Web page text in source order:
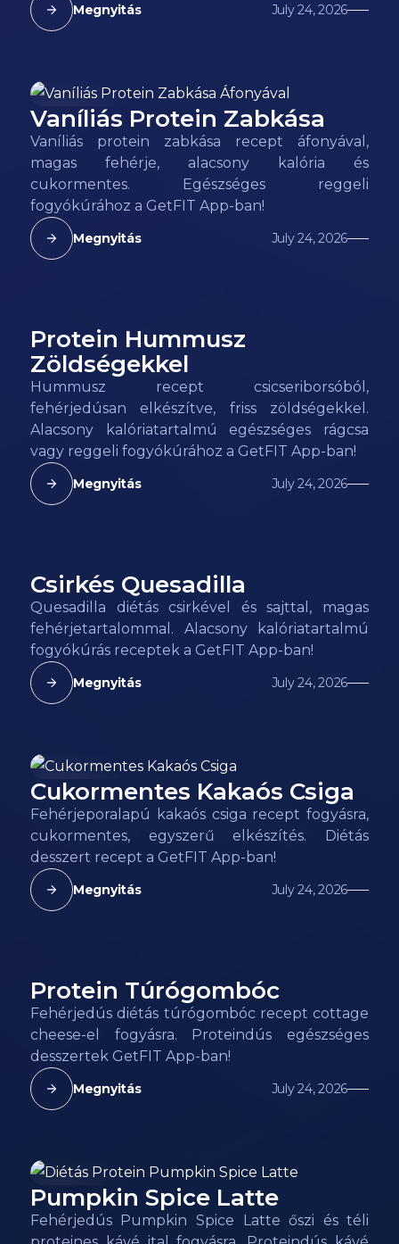
Megnyitás July 24, 2026
118kcal
Vaníliás Protein Zabkása
Vaníliás protein zabkása recept áfonyával,
magas fehérje, alacsony kalória és
cukormentes. Egészséges reggeli
fogyókúrához a GetFIT App-ban!
Megnyitás July 24, 2026
82kcal
Protein Hummusz
Zöldségekkel
Hummusz recept csicseriborsóból,
fehérjedúsan elkészítve, friss zöldségekkel.
Alacsony kalóriatartalmú egészséges rágcsa
vagy reggeli fogyókúrához a GetFIT App-ban!
Megnyitás July 24, 2026
178 kcal
Csirkés Quesadilla
Quesadilla diétás csirkével és sajttal, magas
fehérjetartalommal. Alacsony kalóriatartalmú
fogyókúrás receptek a GetFIT App-ban!
Megnyitás July 24, 2026
196 kcal
Cukormentes Kakaós Csiga
Fehérjeporalapú kakaós csiga recept fogyásra,
cukormentes, egyszerű elkészítés. Diétás
desszert recept a GetFIT App-ban!
Megnyitás July 24, 2026
148kcal
Protein Túrógombóc
Fehérjedús diétás túrógombóc recept cottage
cheese-el fogyásra. Proteindús egészséges
desszertek GetFIT App-ban!
Megnyitás July 24, 2026
38kcal
Pumpkin Spice Latte
Fehérjedús Pumpkin Spice Latte őszi és téli